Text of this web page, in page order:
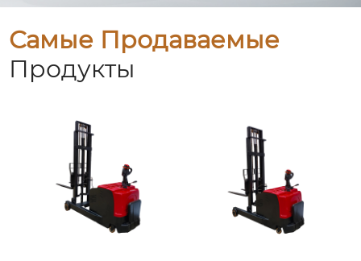
Самые Продаваемые
Продукты